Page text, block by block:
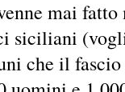
mai
siciliani
che il